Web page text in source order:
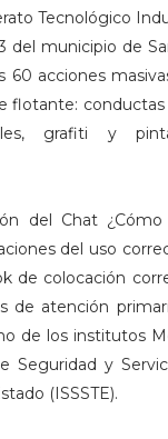
Tecnológico
del municipio de
60 acciones
flotante: conductas
grafiti y
del Chat
del uso
de colocación
de atención
de los institutos
Seguridad y
(ISSSTE).